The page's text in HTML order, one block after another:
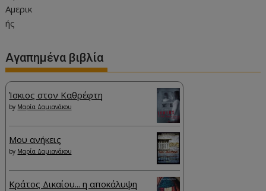
Αγαπημένα βιβλία
Ίσκιος στον Καθρέφτη
by Μαρία Δαμιανάκου
Μου ανήκεις
by Μαρία Δαμιανάκου
Κράτος Δικαίου... η αποκάλυψη